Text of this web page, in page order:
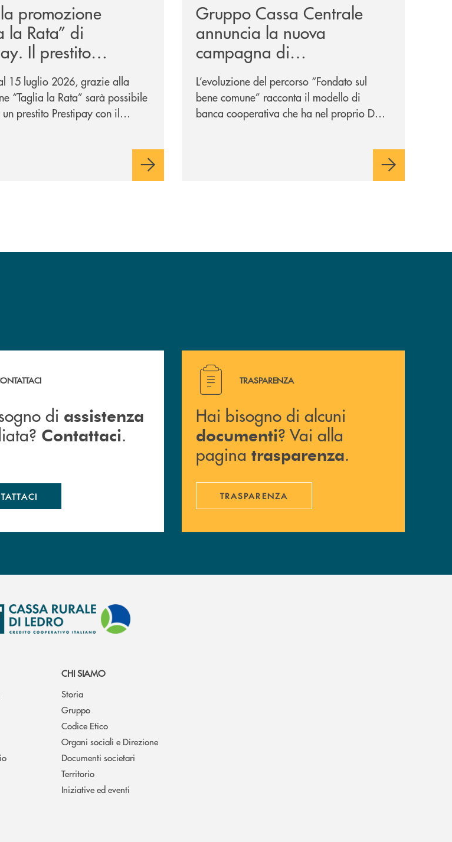
promozione
la Rata” di
Il prestito
che si fa in due
15 luglio 2026, grazie alla
“Taglia la Rata” sarà possibile
prestito Prestipay con il
Gruppo Cassa Centrale
annuncia la nuova
campagna di
comunicazione
nazionale: “Oggi si dice
ESG. Per noi è fare la cosa
L’evoluzione del percorso “Fondato sul
bene comune” racconta il modello di
banca cooperativa che ha nel proprio DNA
di assistenza immediata? Contattaci .
di assistenza
Contattaci.
Hai bisogno di alcuni documenti ? Vai alla pagina
TRASPARENZA
Hai bisogno di alcuni
documenti? Vai alla
pagina trasparenza.
TRASPARENZA
CHI SIAMO
Storia
Gruppo
Codice Etico
Organi sociali e Direzione
Documenti societari
Territorio
Iniziative ed eventi